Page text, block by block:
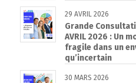
29 AVRIL 2026
Grande
AVRIL 2026 : Un
fragile dans un
qu’incertain
30 MARS 2026